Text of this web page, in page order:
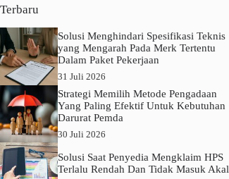
Terbaru
Solusi Menghindari Spesifikasi Teknis
yang Mengarah Pada Merk Tertentu
Dalam Paket Pekerjaan
31 Juli 2026
Strategi Memilih Metode Pengadaan
Yang Paling Efektif Untuk Kebutuhan
Darurat Pemda
30 Juli 2026
Solusi Saat Penyedia Mengklaim HPS
Terlalu Rendah Dan Tidak Masuk Akal